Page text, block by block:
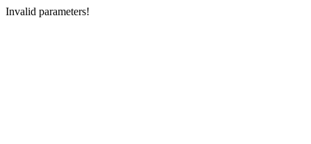
Invalid parameters!